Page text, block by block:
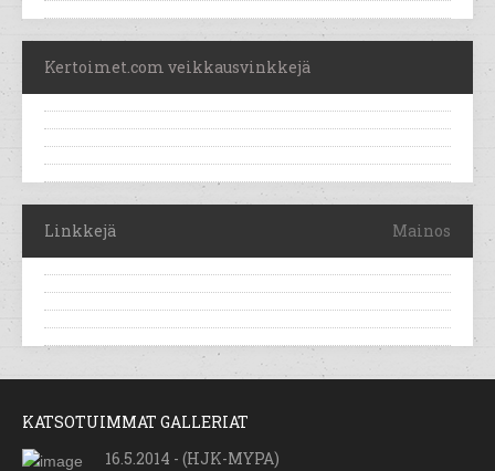
Kertoimet.com veikkausvinkkejä
Linkkejä Mainos
KATSOTUIMMAT GALLERIAT
16.5.2014 - (HJK-MYPA)